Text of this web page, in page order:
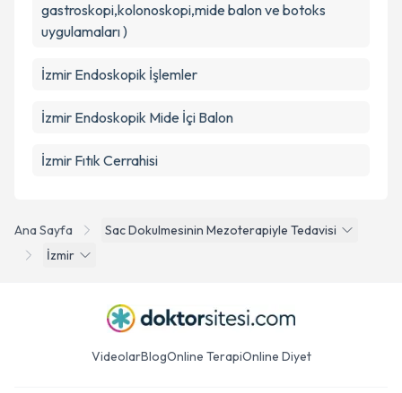
Ana Sayfa
Sac Dokulmesinin Mezoterapiyle Tedavisi
İzmir
gastroskopi,kolonoskopi,mide balon ve botoks
uygulamaları )
İzmir Endoskopik İşlemler
İzmir Endoskopik Mide İçi Balon
İzmir Fıtık Cerrahisi
VideolarBlogOnline TerapiOnline Diyet